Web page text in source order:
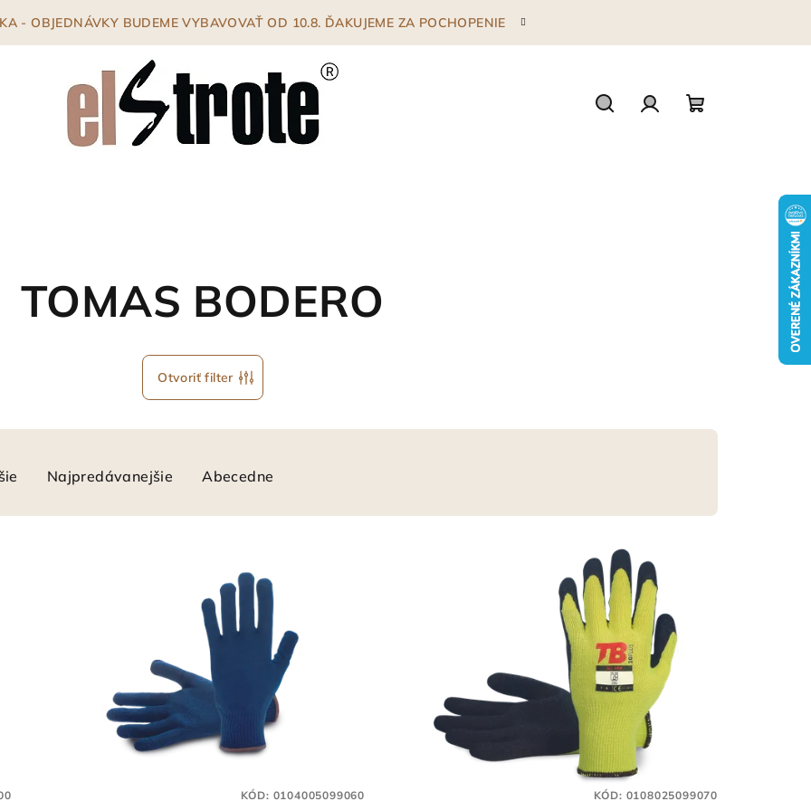
- OBJEDNÁVKY BUDEME VYBAVOVAŤ OD 10.8. ĎAKUJEME ZA POCHOPENIE
TOMAS BODERO
Otvoriť filter
Najpredávanejšie Abecedne
KÓD: 0104005099060 KÓD: 0108025099070